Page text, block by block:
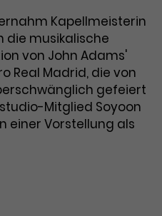
Werbung und
von
über
Websites hinweg.
Kapellmeisterin
die musikalische
von John Adams'
Real Madrid, die von
gefeiert
Mitglied Soyoon
einer Vorstellung als